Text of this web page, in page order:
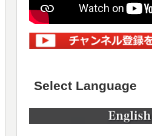
Select Language